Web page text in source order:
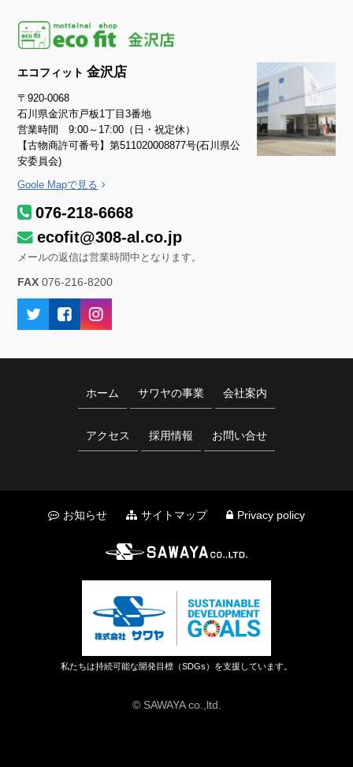
エコフィット金沢店
〒920-0068
石川県金沢市戸板1丁目3番地
営業時間 9:00～17:00（日・祝定休）
【古物商許可番号】第511020008877号(石川県公
安委員会)
Goole Mapで見る
076-218-6668
ecofit@308-al.co.jp
メールの返信は営業時間中となります。
FAX 076-216-8200
ホーム サワヤの事業 会社案内
アクセス 採用情報 お問い合せ
お知らせ サイトマップ Privacy policy
私たちは持続可能な開発目標（SDGs）を支援しています。
© SAWAYA co.,ltd.